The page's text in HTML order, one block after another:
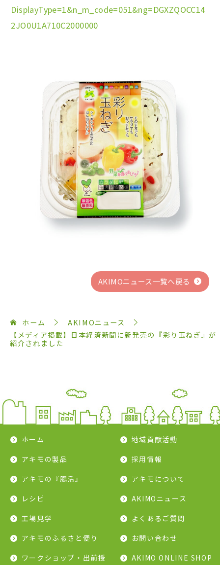
DisplayType=1&n_m_code=051&ng=DGXZQOCC14
2JO0U1A710C2000000
AKIMOニュース一覧へ戻る
ホーム
AKIMOニュース
【メディア掲載】日本経済新聞に新発売の『彩り玉ねぎ』が
紹介されました
ホーム
アキモの製品
アキモの『腸活』
レシピ
工場見学
アキモのふるさと便り
ワークショップ・出前授
地域貢献活動
採用情報
アキモについて
AKIMOニュース
よくあるご質問
お問い合わせ
AKIMO ONLINE SHOP